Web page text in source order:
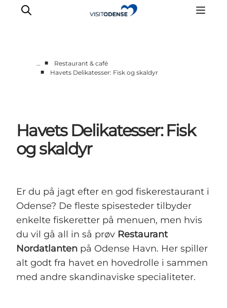
Inspiration
… ■
Restaurant & café
■
Havets Delikatesser: Fisk og skaldyr
Havets Delikatesser: Fisk
og skaldyr
Er du på jagt efter en god fiskerestaurant i
Odense? De fleste spisesteder tilbyder
enkelte fiskeretter på menuen, men hvis
du vil gå all in så prøv Restaurant
Nordatlanten på Odense Havn. Her spiller
alt godt fra havet en hovedrolle i sammen
med andre skandinaviske specialiteter.